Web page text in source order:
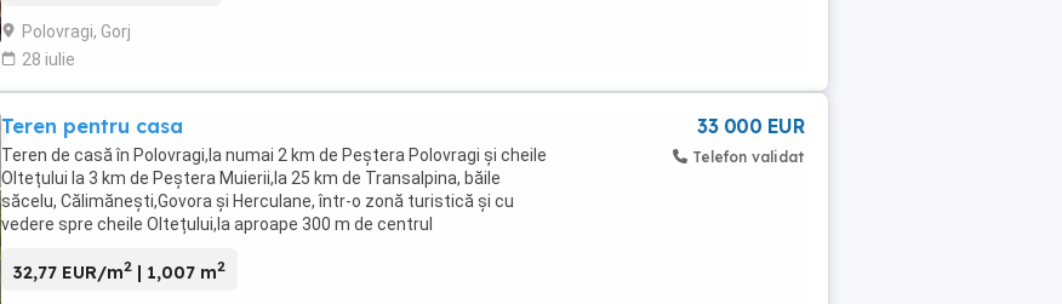
Polovragi, Gorj
28 iulie
Teren pentru casa
Teren de casă în Polovragi,la numai 2 km de Peștera Polovragi și cheile
Oltețului la 3 km de Peștera Muierii,la 25 km de Transalpina, băile
săcelu, Călimănești,Govora și Herculane, într-o zonă turistică și cu
vedere spre cheile Oltețului,la aproape 300 m de centrul
32,77 EUR/m2 | 1,007 m2
33 000 EUR
Telefon validat